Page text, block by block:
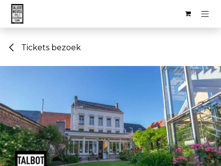
Overslaan naar inhoud
Tickets bezoek